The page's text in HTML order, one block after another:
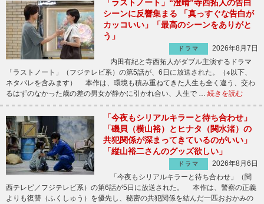
「ラストノート」“澄晴”寺西拓人の告白
シーンに反響集まる 「真っすぐな告白が
カッコいい」「最高のシーンをありがと
う」
ドラマ
2026年8月7日
内田有紀と寺西拓人がダブル主演するドラマ
「ラストノート」（フジテレビ系）の第5話が、6日に放送された。（※以下、
ネタバレを含みます） 本作は、環境も積み重ねてきた人生も全く違う、交わ
るはずのなかった歳の差の男女が静かに引かれ合い、人生で … 続きを読む
「今夜もシリアルキラーと待ち合わせ」
「磯貝（横山裕）とヒナタ（関水渚）の
共犯関係が深まってきているのがいい」
「縦山裕二さんのグッズ欲しい」
ドラマ
2026年8月6日
「今夜もシリアルキラーと待ち合わせ」（関
西テレビ／フジテレビ系）の第6話が5日に放送された。 本作は、警察の正義
よりも復讐（ふくしゅう）を優先し、秘密の共犯関係を結んだ一匹おおかみの